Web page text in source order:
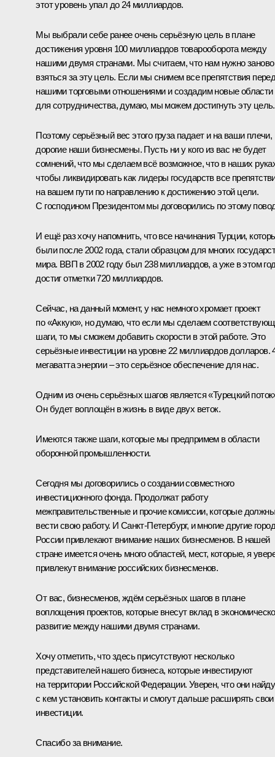
этот уровень упал до 24 миллиардов.
Мы выбрали себе ранее очень серьёзную цель в плане
достижения уровня 100 миллиардов товарооборота между
нашими двумя странами. Мы считаем, что нам нужно заново
взяться за эту цель. Если мы снимем все препятствия
нашими торговыми отношениями и создадим новые области
для сотрудничества, думаю, мы можем достигнуть эту цель.
Поэтому серьёзный вес этого груза падает и на ваши плечи,
дорогие наши бизнесмены. Пусть ни у кого из вас не будет
сомнений, что мы сделаем всё возможное, что в наших
чтобы ликвидировать как лидеры государств все
на вашем пути по направлению к достижению этой цели.
С господином Президентом мы договорились по этому
И ещё раз хочу напомнить, что все начинания Турции,
были после 2002 года, стали образцом для многих
мира. ВВП в 2002 году был 238 миллиардов, а уже в этом
достиг отметки 720 миллиардов.
Сейчас, на данный момент, у нас немного хромает проект
по «Аккую», но думаю, что если мы сделаем
шаги, то мы сможем добавить скорости в этой работе. Это
серьёзные инвестиции на уровне 22 миллиардов долларов.
мегаватта энергии – это серьёзное обеспечение для нас.
Одним из очень серьёзных шагов является «Турецкий
Он будет воплощён в жизнь в виде двух веток.
Имеются также шаги, которые мы предпримем в области
оборонной промышленности.
Сегодня мы договорились о создании совместного
инвестиционного фонда. Продолжат работу
межправительственные и прочие комиссии, которые должны
вести свою работу. И Санкт-Петербург, и многие другие
России привлекают внимание наших бизнесменов. В нашей
стране имеется очень много областей, мест, которые, я
привлекут внимание российских бизнесменов.
От вас, бизнесменов, ждём серьёзных шагов в плане
воплощения проектов, которые внесут вклад в
развитие между нашими двумя странами.
Хочу отметить, что здесь присутствуют несколько
представителей нашего бизнеса, которые инвестируют
на территории Российской Федерации. Уверен, что они
с кем установить контакты и смогут дальше расширять свои
инвестиции.
Спасибо за внимание.